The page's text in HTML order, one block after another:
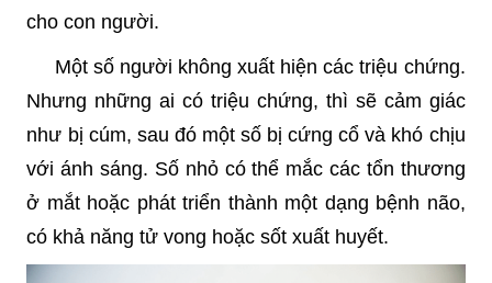
cho con người.
Một số người không xuất hiện các triệu chứng.
Nhưng những ai có triệu chứng, thì sẽ cảm giác
như bị cúm, sau đó một số bị cứng cổ và khó chịu
với ánh sáng. Số nhỏ có thể mắc các tổn thương
ở mắt hoặc phát triển thành một dạng bệnh não,
có khả năng tử vong hoặc sốt xuất huyết.